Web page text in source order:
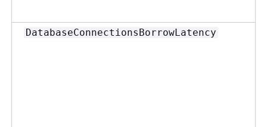
DatabaseConnectionsBorrowLatency